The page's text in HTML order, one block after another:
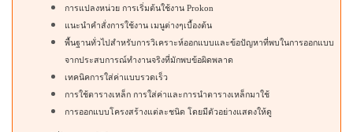
การแปลงหน่วย การเริ่มต้นใช้งาน Prokon
แนะนำคำสั่งการใช้งาน เมนูต่างๆเบื้องต้น
พื้นฐานทั่วไปสำหรับการวิเคราะห์ออกแบบและข้อปัญหาที่พบในการออกแบบ
จากประสบการณ์ทำงานจริงที่มักพบข้อผิดพลาด
เทคนิคการใส่ค่าแบบรวดเร็ว
การใช้ตารางเหล็ก การใส่ค่าและการนำตารางเหล็กมาใช้
การออกแบบโครงสร้างแต่ละชนิด โดยมีตัวอย่างแสดงให้ดู